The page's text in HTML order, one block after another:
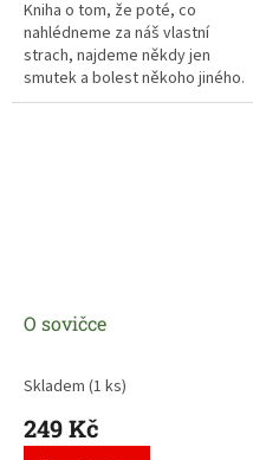
Kniha o tom, že poté, co
nahlédneme za náš vlastní
strach, najdeme někdy jen
smutek a bolest někoho jiného.
Když se rozhodneme pomoci
O sovičce
Skladem (1 ks)
249 Kč